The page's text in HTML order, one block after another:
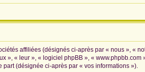
affiliées (désignés ci-après par « nous », «
», « leur », « logiciel phpBB », «
(désignée ci-après par « vos informations »).